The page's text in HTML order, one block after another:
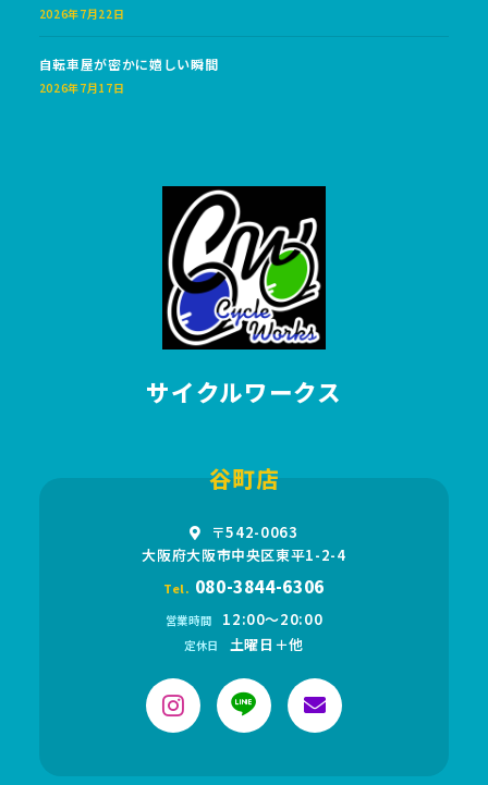
2026年7月22日
自転車屋が密かに嬉しい瞬間
2026年7月17日
サイクルワークス
谷町店
〒542-0063
大阪府大阪市中央区東平1-2-4
Tel. 080-3844-6306
営業時間 12:00〜20:00
定休日 土曜日＋他